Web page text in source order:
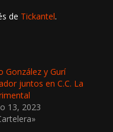
de Tickantel.
González y Gurí
juntos en C.C. La
13, 2023